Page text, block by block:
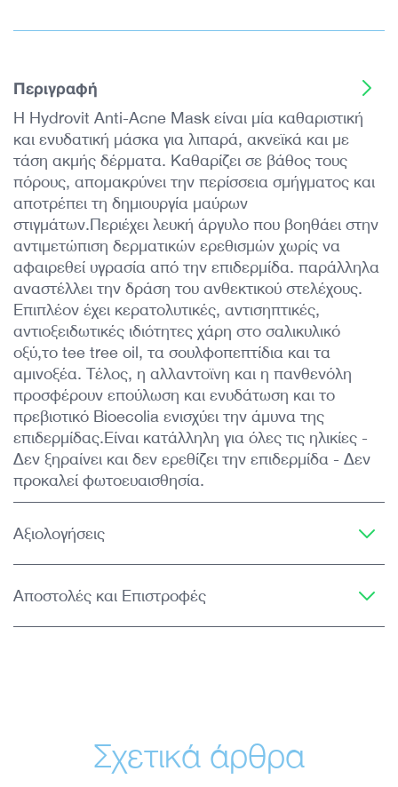
Περιγραφή
Η Hydrovit Anti-Acne Mask είναι μία καθαριστική
και ενυδατική μάσκα για λιπαρά, ακνεϊκά και με
τάση ακμής δέρματα. Καθαρίζει σε βάθος τους
πόρους, απομακρύνει την περίσσεια σμήγματος και
αποτρέπει τη δημιουργία μαύρων
στιγμάτων.Περιέχει λευκή άργυλο που βοηθάει στην
αντιμετώπιση δερματικών ερεθισμών χωρίς να
αφαιρεθεί υγρασία από την επιδερμίδα. παράλληλα
αναστέλλει την δράση του ανθεκτικού στελέχους.
Επιπλέον έχει κερατολυτικές, αντισηπτικές,
αντιοξειδωτικές ιδιότητες χάρη στο σαλικυλικό
οξύ,το tee tree oil, τα σουλφοπεπτίδια και τα
αμινοξέα. Τέλος, η αλλαντοϊνη και η πανθενόλη
προσφέρουν επούλωση και ενυδάτωση και το
πρεβιοτικό Bioecolia ενισχύει την άμυνα της
επιδερμίδας.Είναι κατάλληλη για όλες τις ηλικίες -
Δεν ξηραίνει και δεν ερεθίζει την επιδερμίδα - Δεν
προκαλεί φωτοευαισθησία.
Αξιολογήσεις
Αποστολές και Επιστροφές
Σχετικά άρθρα